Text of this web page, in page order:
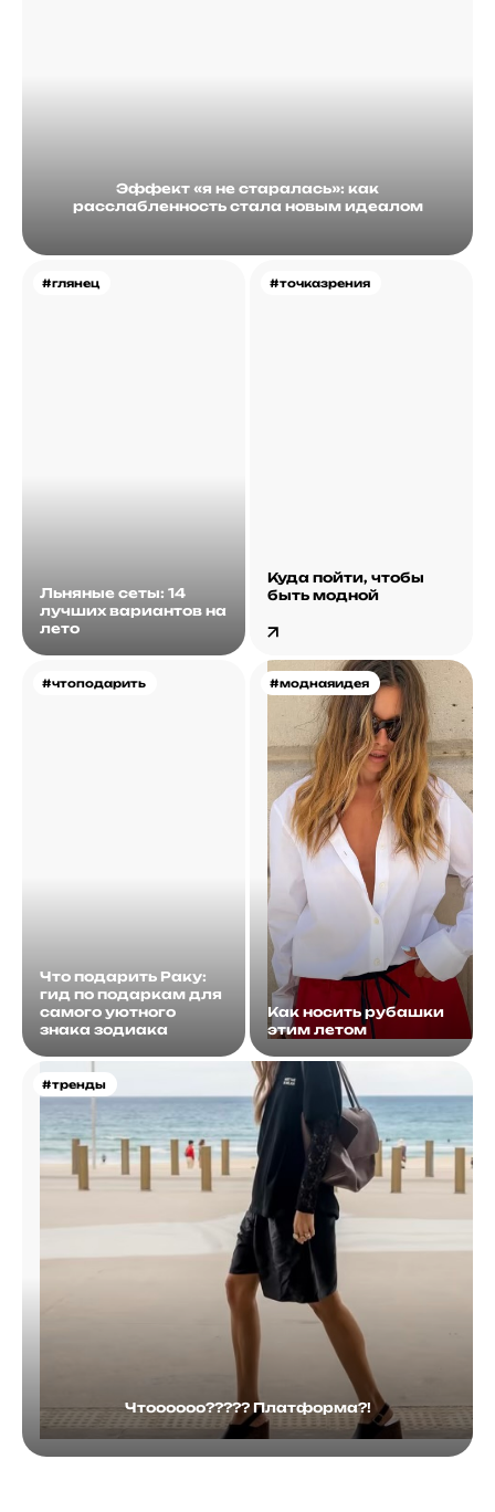
Эффект «я не старалась»: как
расслабленность стала новым идеалом
#глянец
Льняные сеты: 14
лучших вариантов на
лето
#точказрения
Куда пойти, чтобы
быть модной
#чтоподарить
Что подарить Раку:
гид по подаркам для
самого уютного
знака зодиака
#моднаяидея
Как носить рубашки
этим летом
#тренды
Чтоооооо????? Платформа?!